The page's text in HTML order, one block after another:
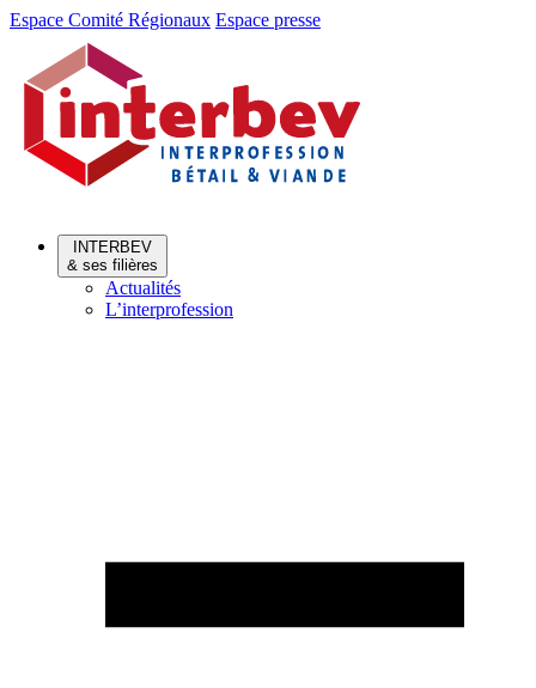
Aller
Aller
contenu
Espace Comité Régionaux Espace presse
INTERBEV
& ses filières
Actualités
L’interprofession